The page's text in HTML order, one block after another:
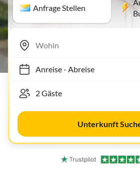
Anfrage Stellen
Anreise- Abreise
Unterkunft